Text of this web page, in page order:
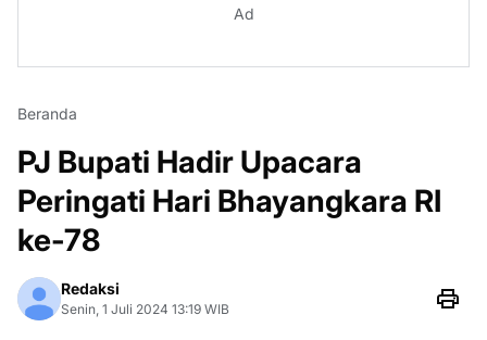
Ad
Beranda
PJ Bupati Hadir Upacara
Peringati Hari Bhayangkara RI
ke-78
Redaksi
Senin, 1 Juli 2024 13:19 WIB